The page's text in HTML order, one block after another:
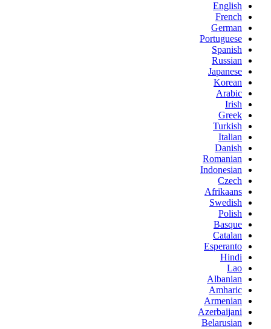
English
French
German
Portuguese
Spanish
Russian
Japanese
Korean
Arabic
Irish
Greek
Turkish
Italian
Danish
Romanian
Indonesian
Czech
Afrikaans
Swedish
Polish
Basque
Catalan
Esperanto
Hindi
Lao
Albanian
Amharic
Armenian
Azerbaijani
Belarusian